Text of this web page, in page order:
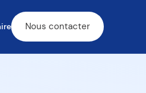
Nous contacter